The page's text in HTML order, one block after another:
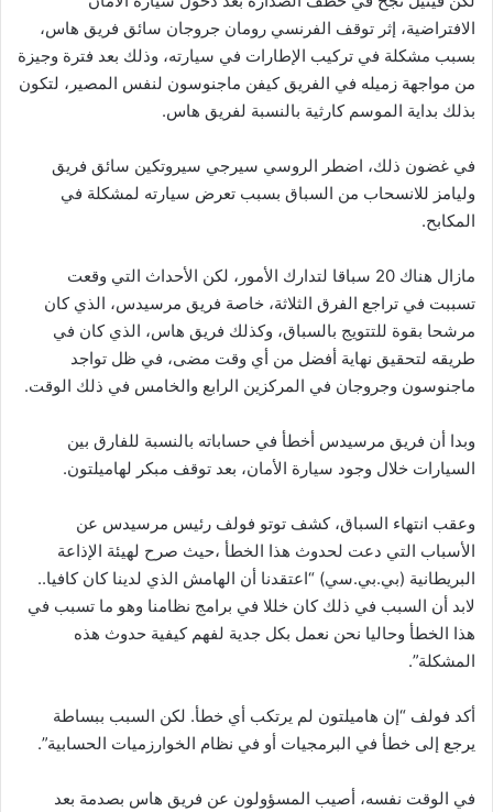
الافتراضية، إثر توقف الفرنسي رومان جروجان سائق فريق هاس،
بسبب مشكلة في تركيب الإطارات في سيارته، وذلك بعد فترة وجيزة
من مواجهة زميله في الفريق كيفن ماجنوسون لنفس المصير، لتكون
بذلك بداية الموسم كارثية بالنسبة لفريق هاس.
في غضون ذلك، اضطر الروسي سيرجي سيروتكين سائق فريق
وليامز للانسحاب من السباق بسبب تعرض سيارته لمشكلة في
المكابح.
مازال هناك 20 سباقا لتدارك الأمور، لكن الأحداث التي وقعت
تسببت في تراجع الفرق الثلاثة، خاصة فريق مرسيدس، الذي كان
مرشحا بقوة للتتويج بالسباق، وكذلك فريق هاس، الذي كان في
طريقه لتحقيق نهاية أفضل من أي وقت مضى، في ظل تواجد
ماجنوسون وجروجان في المركزين الرابع والخامس في ذلك الوقت.
وبدا أن فريق مرسيدس أخطأ في حساباته بالنسبة للفارق بين
السيارات خلال وجود سيارة الأمان، بعد توقف مبكر لهاميلتون.
وعقب انتهاء السباق، كشف توتو فولف رئيس مرسيدس عن
الأسباب التي دعت لحدوث هذا الخطأ ،حيث صرح لهيئة الإذاعة
البريطانية (بي.بي.سي) “اعتقدنا أن الهامش الذي لدينا كان كافيا..
لابد أن السبب في ذلك كان خللا في برامج نظامنا وهو ما تسبب في
هذا الخطأ وحاليا نحن نعمل بكل جدية لفهم كيفية حدوث هذه
المشكلة”.
أكد فولف “إن هاميلتون لم يرتكب أي خطأ. لكن السبب ببساطة
يرجع إلى خطأ في البرمجيات أو في نظام الخوارزميات الحسابية”.
في الوقت نفسه، أصيب المسؤولون عن فريق هاس بصدمة بعد